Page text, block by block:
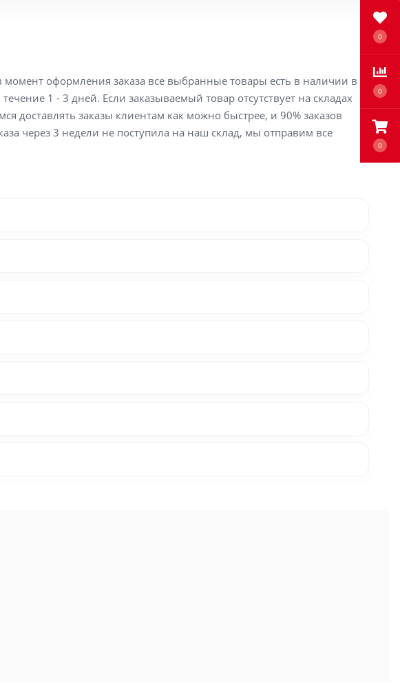
0
0
0
момент оформления заказа все выбранные товары есть в наличии в
1 - 3 дней. Если заказываемый товар отсутствует на складах
доставлять заказы клиентам как можно быстрее, и 90% заказов
через 3 недели не поступила на наш склад, мы отправим все